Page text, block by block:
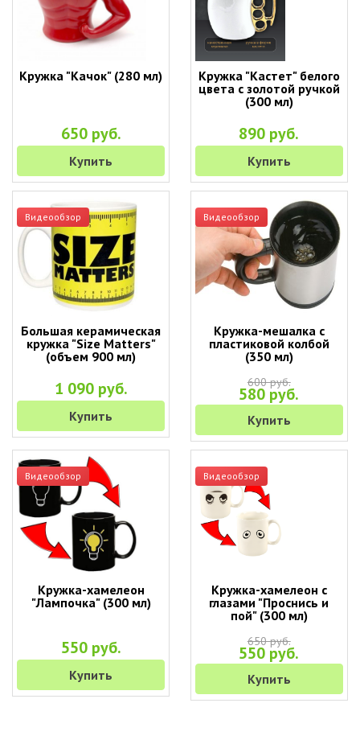
Кружка "Качок" (280 мл)
650 руб.
Купить
Кружка "Кастет" белого
цвета с золотой ручкой
(300 мл)
890 руб.
Купить
Видеообзор
Большая керамическая
кружка "Size Matters"
(объем 900 мл)
1 090 руб.
Купить
Видеообзор
Кружка-мешалка с
пластиковой колбой
(350 мл)
600 руб.
580 руб.
Купить
Видеообзор
Кружка-хамелеон
"Лампочка" (300 мл)
550 руб.
Купить
Видеообзор
Кружка-хамелеон с
глазами "Проснись и
пой" (300 мл)
650 руб.
550 руб.
Купить